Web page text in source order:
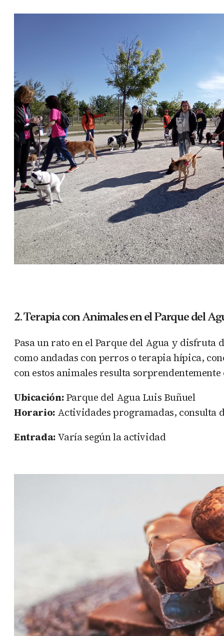
2. Terapia con Animales en el Parque del
Pasa un rato en el Parque del Agua y disfruta
como andadas con perros o terapia hípica,
con estos animales resulta
Ubicación:Parque del Agua Luis Buñuel
Horario:Actividades programadas, consulta
Entrada:Varía según la actividad